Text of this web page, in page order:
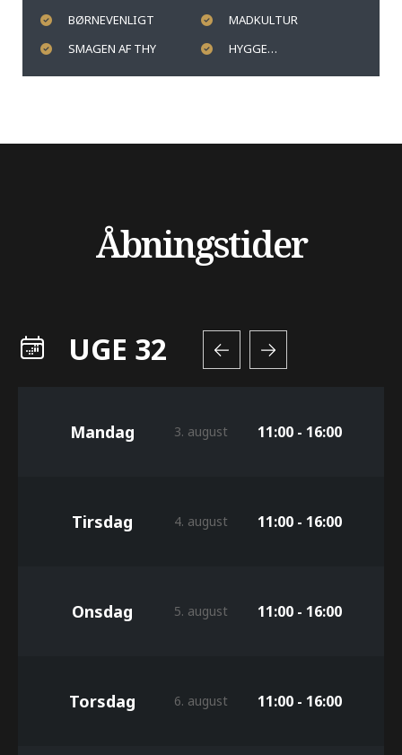
BØRNEVENLIGT
MADKULTUR
SMAGEN AF THY
HYGGE…
Åbningstider
UGE 32
Mandag 3. august 11:00 - 16:00
Tirsdag 4. august 11:00 - 16:00
Onsdag 5. august 11:00 - 16:00
Torsdag 6. august 11:00 - 16:00